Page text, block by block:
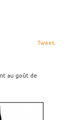
Tweet
au goût de